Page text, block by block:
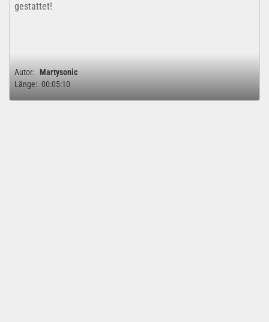
gestattet!
Autor: Martysonic
Länge: 00:05:10